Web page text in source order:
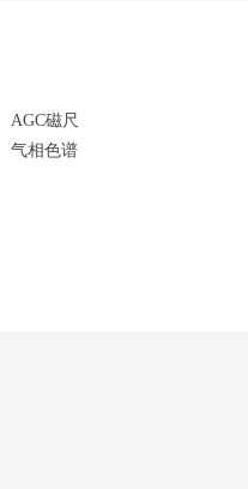
AGC磁尺
气相色谱